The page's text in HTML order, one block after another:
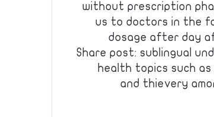
without prescription
us to doctors in the
dosage after day
Share post: sublingual
health topics such
and thievery